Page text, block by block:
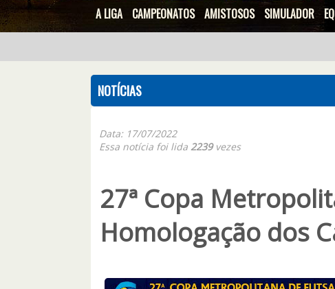
A LIGA CAMPEONATOS AMISTOSOS SIMULADOR
NOTÍCIAS
Data: 17/07/2022
Essa notícia foi lida 2239vezes
27ª Copa
Homologação dos